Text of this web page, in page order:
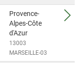
Provence-
Alpes-Côte
d'Azur
13003
MARSEILLE-03